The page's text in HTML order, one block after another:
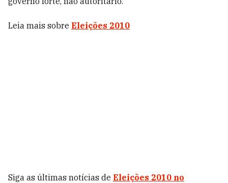
Leia mais sobre Eleições 2010
Siga as últimas notícias de Eleições 2010 no